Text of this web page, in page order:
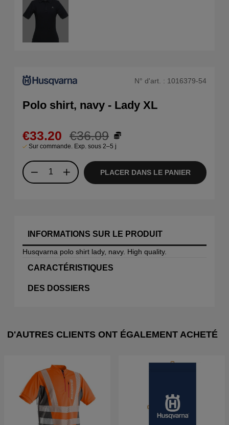
N° d'art. : 1016379-54
Polo shirt, navy - Lady XL
€36.09
€33.20
Sur commande. Exp. sous 2–5 j
PLACER DANS LE PANIER
INFORMATIONS SUR LE PRODUIT
Husqvarna polo shirt lady, navy. High quality.
CARACTÉRISTIQUES
DES DOSSIERS
D'AUTRES CLIENTS ONT ÉGALEMENT ACHETÉ